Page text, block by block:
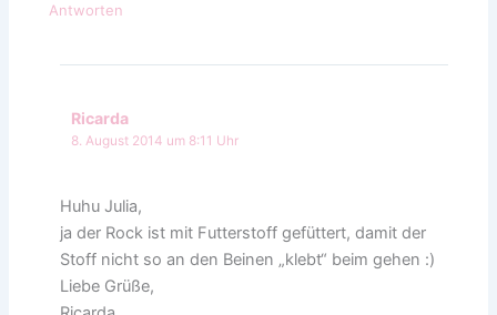
Antworten
Ricarda
8. August 2014 um 8:11 Uhr
Huhu Julia,
ja der Rock ist mit Futterstoff gefüttert, damit der
Stoff nicht so an den Beinen „klebt“ beim gehen :)
Liebe Grüße,